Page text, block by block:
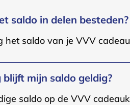
saldo in delen besteden?
het saldo van je VVV
blijft mijn saldo geldig?
saldo op de VVV